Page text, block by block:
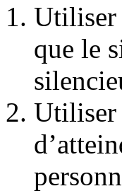
Utiliser
que le
Utiliser